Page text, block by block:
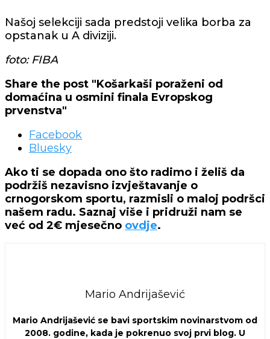
Našoj selekciji sada predstoji velika borba za
opstanak u A diviziji.
foto: FIBA
Share the post "Košarkaši poraženi od
domaćina u osmini finala Evropskog
prvenstva"
Facebook
Bluesky
Ako ti se dopada ono što radimo i želiš da
podržiš nezavisno izvještavanje o
crnogorskom sportu, razmisli o maloj podršci
našem radu. Saznaj više i pridruži nam se
već od 2€ mjesečno ovdje.
Mario Andrijašević
Mario Andrijašević se bavi sportskim novinarstvom od
2008. godine, kada je pokrenuo svoj prvi blog. U